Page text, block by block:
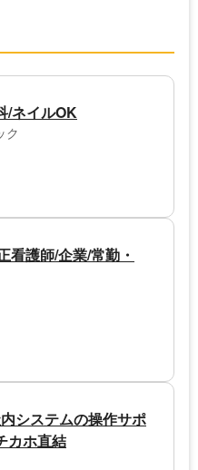
/ネイルOK
ク
看護師/企業/常勤・
システムの操作サポ
カホ直結